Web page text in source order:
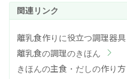
離乳食作りに役立つ調理器具
離乳食の調理のきほん
きほんの主食・だしの作り方